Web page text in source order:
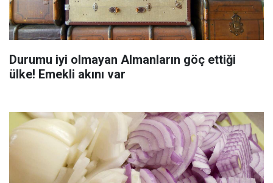
Durumu iyi olmayan Almanların göç ettiği
ülke! Emekli akını var